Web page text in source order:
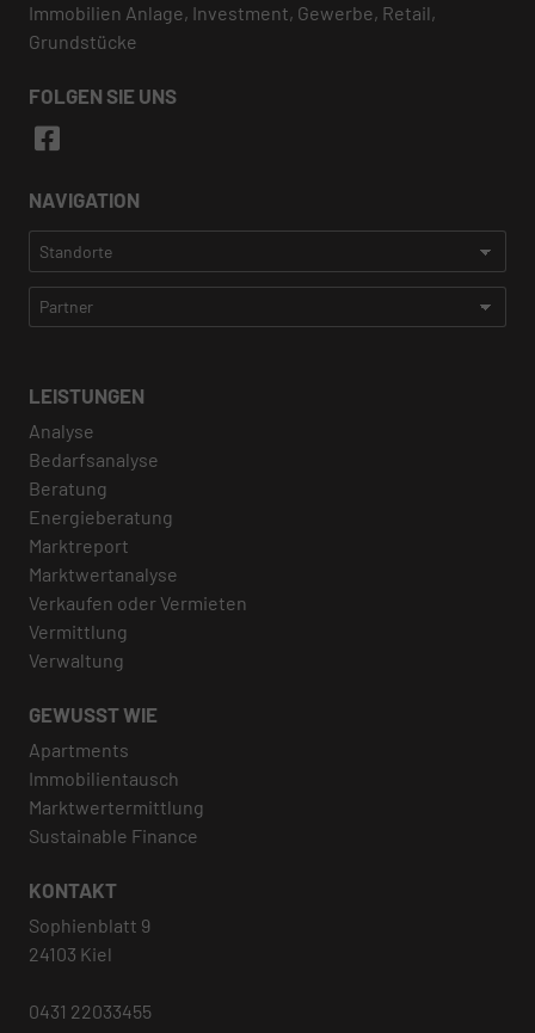
Immobilien Anlage, Investment, Gewerbe, Retail,
Grundstücke
FOLGEN SIE UNS
NAVIGATION
LEISTUNGEN
Analyse
Bedarfsanalyse
Beratung
Energieberatung
Marktreport
Marktwertanalyse
Verkaufen oder Vermieten
Vermittlung
Verwaltung
GEWUSST WIE
Apartments
Immobilientausch
Marktwertermittlung
Sustainable Finance
KONTAKT
Sophienblatt 9
24103 Kiel
0431 22033455